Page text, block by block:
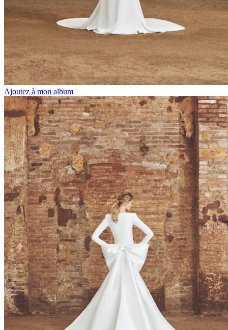
Ajoutez à mon album